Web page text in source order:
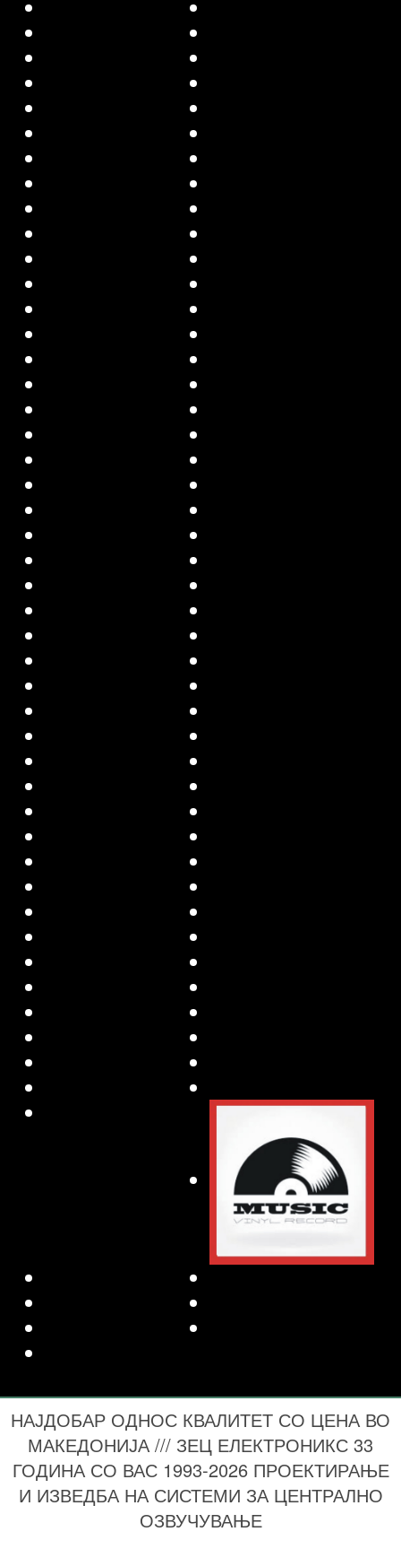
НАЈДОБАР ОДНОС КВАЛИТЕТ СО ЦЕНА ВО
МАКЕДОНИЈА /// ЗЕЦ ЕЛЕКТРОНИКС 33
ГОДИНА СО ВАС 1993-2026 ПРОЕКТИРАЊЕ
И ИЗВЕДБА НА СИСТЕМИ ЗА ЦЕНТРАЛНО
ОЗВУЧУВАЊЕ